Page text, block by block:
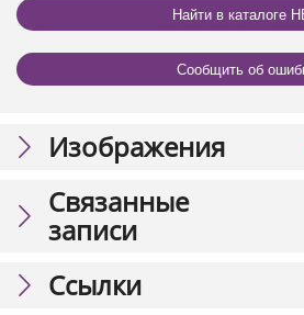
Найти в каталоге
Сообщить об
Изображения
Связанные
записи
Ссылки